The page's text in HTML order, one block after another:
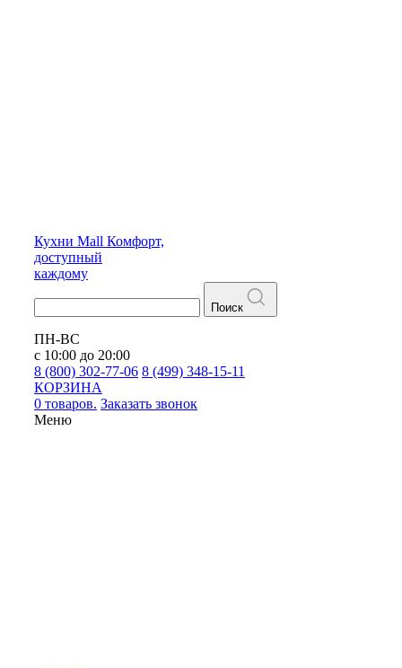
Кухни Mall Комфорт,
доступный
каждому
Поиск
ПН-ВС
с 10:00 до 20:00
8 (800) 302-77-06 8 (499) 348-15-11
КОРЗИНА
0 товаров. Заказать звонок
Меню